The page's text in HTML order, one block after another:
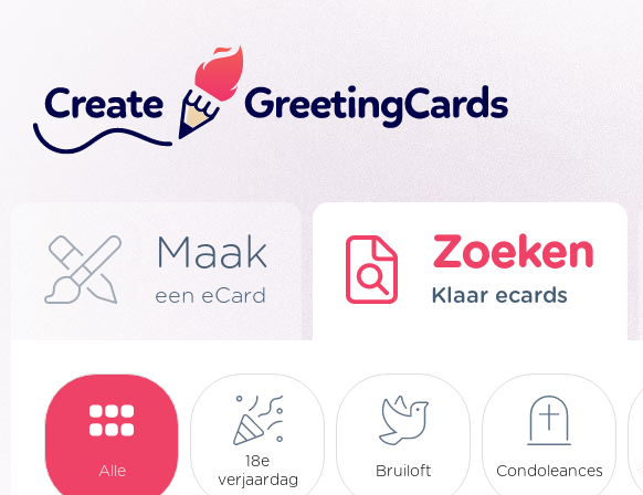
Maak
een eCard
Zoeken
Klaar ecards
Alle
18e
verjaardag
Bruiloft Condoleances